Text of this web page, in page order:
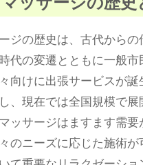
ジの歴史は、古代から
代の変遷とともに一般
向けに出張サービスが
、現在では全国規模で
ッサージはますます需
のニーズに応じた施術